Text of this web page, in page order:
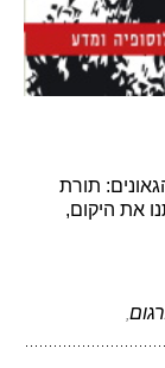
תורת
את היקום,
,